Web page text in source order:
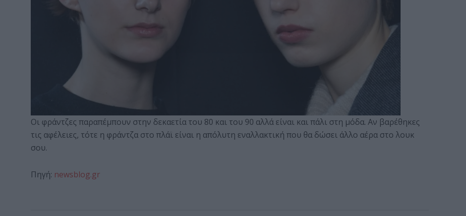
Οι φράντζες παραπέμπουν στην δεκαετία του 80 και του 90 αλλά είναι και πάλι στη μόδα. Αν βαρέθηκες
τις αφέλειες, τότε η φράντζα στο πλάϊ είναι η απόλυτη εναλλακτική που θα δώσει άλλο αέρα στο λουκ
σου.
Πηγή: newsblog.gr